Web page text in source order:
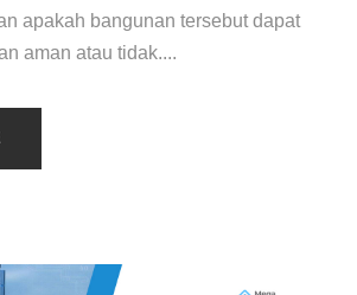
apakah bangunan tersebut dapat
aman atau tidak....